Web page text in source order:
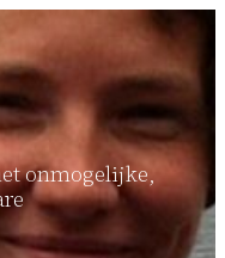
onmogelijke,